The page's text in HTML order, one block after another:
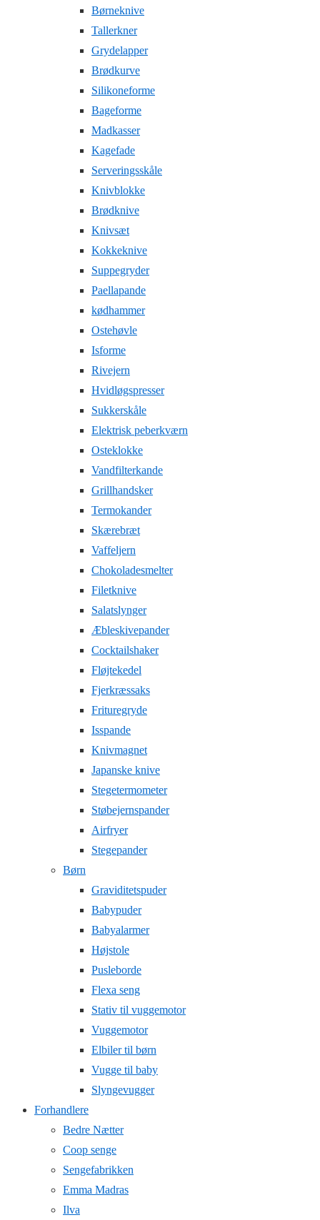
Børneknive
Tallerkner
Grydelapper
Brødkurve
Silikoneforme
Bageforme
Madkasser
Kagefade
Serveringsskåle
Knivblokke
Brødknive
Knivsæt
Kokkeknive
Suppegryder
Paellapande
kødhammer
Ostehøvle
Isforme
Rivejern
Hvidløgspresser
Sukkerskåle
Elektrisk peberkværn
Osteklokke
Vandfilterkande
Grillhandsker
Termokander
Skærebræt
Vaffeljern
Chokoladesmelter
Filetknive
Salatslynger
Æbleskivepander
Cocktailshaker
Fløjtekedel
Fjerkræssaks
Frituregryde
Isspande
Knivmagnet
Japanske knive
Stegetermometer
Støbejernspander
Airfryer
Stegepander
Børn
Graviditetspuder
Babypuder
Babyalarmer
Højstole
Pusleborde
Flexa seng
Stativ til vuggemotor
Vuggemotor
Elbiler til børn
Vugge til baby
Slyngevugger
Forhandlere
Bedre Nætter
Coop senge
Sengefabrikken
Emma Madras
Ilva